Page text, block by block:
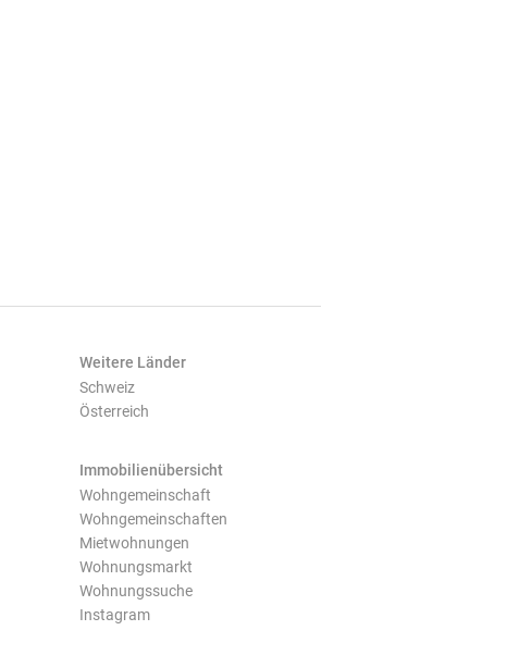
Weitere Länder
Schweiz
Österreich
Immobilienübersicht
Wohngemeinschaft
Wohngemeinschaften
Mietwohnungen
Wohnungsmarkt
Wohnungssuche
Instagram